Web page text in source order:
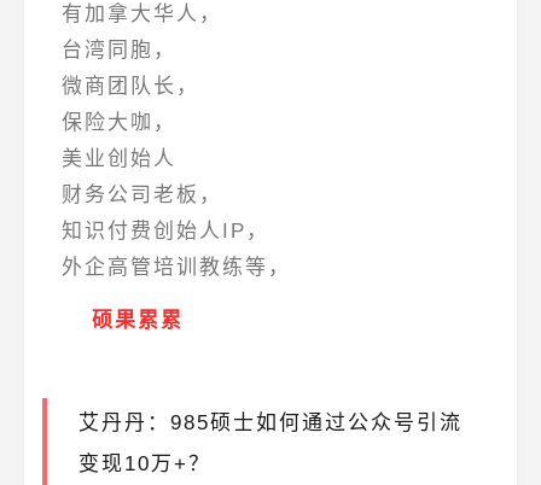
有加拿大华人，
台湾同胞，
微商团队长，
保险大咖，
美业创始人
财务公司老板，
知识付费创始人IP，
外企高管培训教练等，
硕果累累
艾丹丹：985硕士如何通过公众号引流
变现10万+？